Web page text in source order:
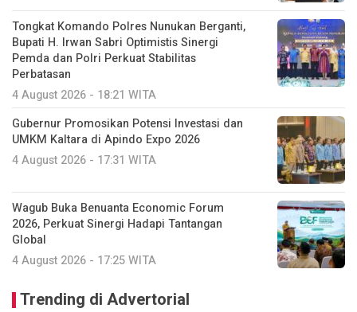
Tongkat Komando Polres Nunukan Berganti,
Bupati H. Irwan Sabri Optimistis Sinergi
Pemda dan Polri Perkuat Stabilitas
Perbatasan
4 August 2026 - 18:21 WITA
Gubernur Promosikan Potensi Investasi dan
UMKM Kaltara di Apindo Expo 2026
4 August 2026 - 17:31 WITA
Wagub Buka Benuanta Economic Forum
2026, Perkuat Sinergi Hadapi Tantangan
Global
4 August 2026 - 17:25 WITA
Trending di Advertorial